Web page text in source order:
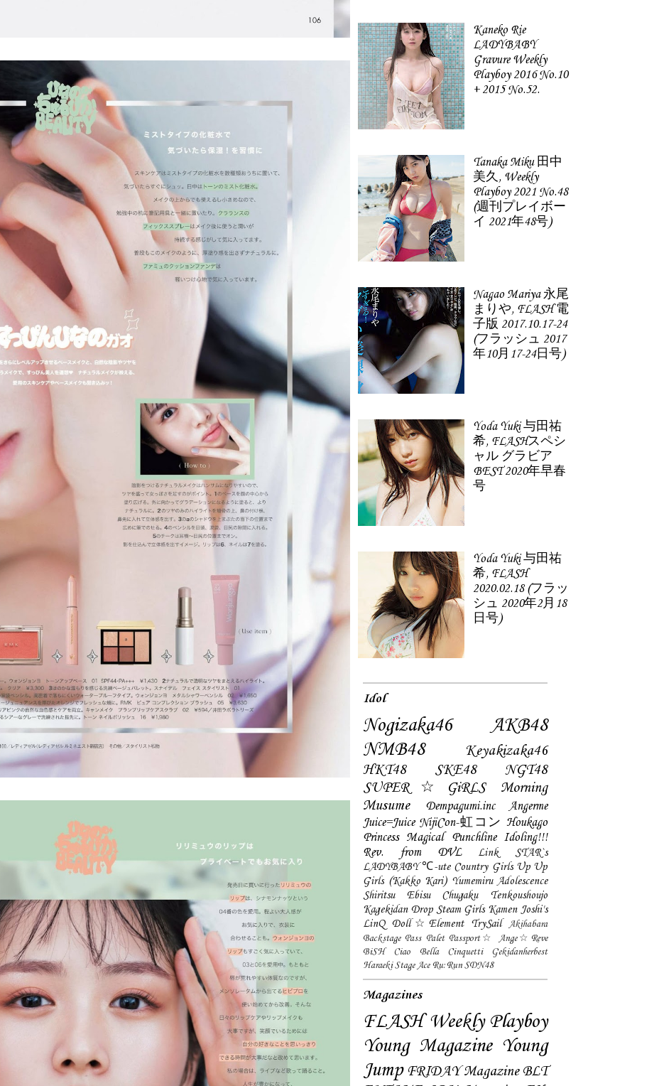
Kaneko Rie
LADYBABY
Gravure Weekly
Playboy 2016 No.10
+ 2015 No.52.
Tanaka Miku 田中
美久, Weekly
Playboy 2021 No.48
(週刊プレイボー
イ 2021年48号)
Nagao Mariya 永尾
まりや, FLASH 電
子版 2017.10.17-24
(フラッシュ 2017
年10月17-24日号)
Yoda Yuki 与田祐
希, FLASHスペシ
ャル グラビア
BEST 2020年早春
号
Yoda Yuki 与田祐
希, FLASH
2020.02.18 (フラッ
シュ 2020年2月18
日号)
Idol
Nogizaka46
AKB48
NMB48
Keyakizaka46
HKT48
SKE48
NGT48
SUPER☆GiRLS
Morning
Musume
Dempagumi.inc
Angerme
Juice=Juice NijiCon-虹コン Houkago
Princess Magical Punchline Idoling!!!
Rev. from DVL
Link STAR`s
LADYBABY ℃-ute Country Girls Up Up
Girls (Kakko Kari) Yumemiru Adolescence
Shiritsu Ebisu Chugaku
Tenkoushoujo
Kagekidan Drop Steam Girls Kamen Joshi's
LinQ Doll☆Element TrySail
Akihabara
Backstage Pass Palet Passport☆
Ange☆Reve
BiSH
Ciao Bella Cinquetti
Gekidanherbest
Haraeki Stage Ace Ru:Run SDN48
Magazines
FLASH Weekly Playboy
Young Magazine Young
Jump FRIDAY Magazine BLT